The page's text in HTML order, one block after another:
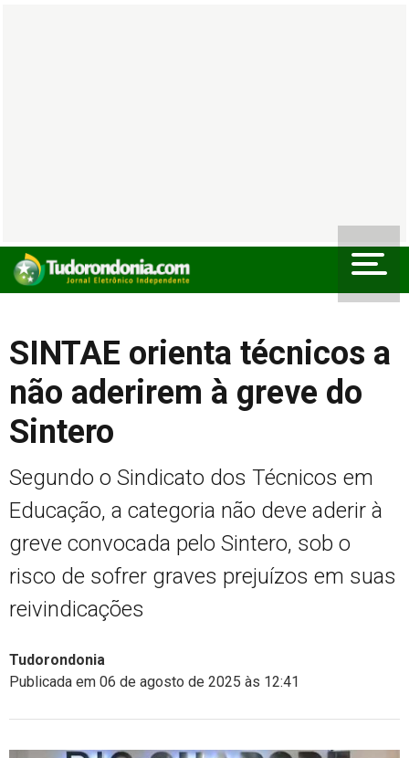
SINTAE orienta técnicos a
não aderirem à greve do
Sintero
Segundo o Sindicato dos Técnicos em
Educação, a categoria não deve aderir à
greve convocada pelo Sintero, sob o
risco de sofrer graves prejuízos em suas
reivindicações
Tudorondonia
Publicada em 06 de agosto de 2025 às 12:41